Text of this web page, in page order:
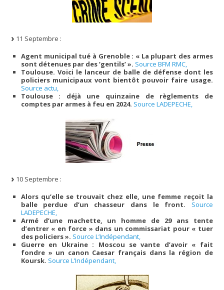
11 Septembre :
Agent municipal tué à Grenoble : « La plupart des armes
sont détenues par des ’gentils’ ». Source BFM RMC,
Toulouse. Voici le lanceur de balle de défense dont les
policiers municipaux vont bientôt pouvoir faire usage.
Source actu,
Toulouse : déjà une quinzaine de règlements de
comptes par armes à feu en 2024. Source LADEPECHE,
10 Septembre :
Alors qu’elle se trouvait chez elle, une femme reçoit la
balle perdue d’un chasseur dans le front. Source
LADEPECHE,
Armé d’une machette, un homme de 29 ans tente
d’entrer « en force » dans un commissariat pour « tuer
des policiers ». Source L’Indépendant,
Guerre en Ukraine : Moscou se vante d’avoir « fait
fondre » un canon Caesar français dans la région de
Koursk. Source L’Indépendant,